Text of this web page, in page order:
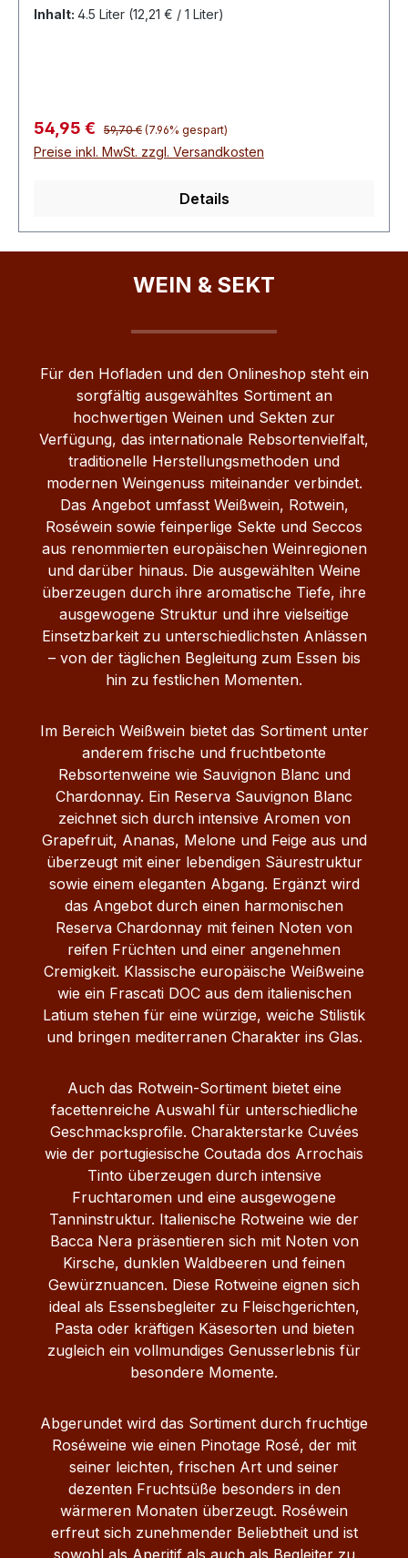
Ciada, Trincadeira
Inhalt: 4.5 Liter (12,21 € / 1 Liter)
Verkaufspreis:
54,95 € Regulärer Preis:
59,70 € (7.96% gespart)
Preise inkl. MwSt. zzgl. Versandkosten
Details
WEIN & SEKT
Für den Hofladen und den Onlineshop steht ein
sorgfältig ausgewähltes Sortiment an
hochwertigen Weinen und Sekten zur
Verfügung, das internationale Rebsortenvielfalt,
traditionelle Herstellungsmethoden und
modernen Weingenuss miteinander verbindet.
Das Angebot umfasst Weißwein, Rotwein,
Roséwein sowie feinperlige Sekte und Seccos
aus renommierten europäischen Weinregionen
und darüber hinaus. Die ausgewählten Weine
überzeugen durch ihre aromatische Tiefe, ihre
ausgewogene Struktur und ihre vielseitige
Einsetzbarkeit zu unterschiedlichsten Anlässen
– von der täglichen Begleitung zum Essen bis
hin zu festlichen Momenten.
Im Bereich Weißwein bietet das Sortiment unter
anderem frische und fruchtbetonte
Rebsortenweine wie Sauvignon Blanc und
Chardonnay. Ein Reserva Sauvignon Blanc
zeichnet sich durch intensive Aromen von
Grapefruit, Ananas, Melone und Feige aus und
überzeugt mit einer lebendigen Säurestruktur
sowie einem eleganten Abgang. Ergänzt wird
das Angebot durch einen harmonischen
Reserva Chardonnay mit feinen Noten von
reifen Früchten und einer angenehmen
Cremigkeit. Klassische europäische Weißweine
wie ein Frascati DOC aus dem italienischen
Latium stehen für eine würzige, weiche Stilistik
und bringen mediterranen Charakter ins Glas.
Auch das Rotwein-Sortiment bietet eine
facettenreiche Auswahl für unterschiedliche
Geschmacksprofile. Charakterstarke Cuvées
wie der portugiesische Coutada dos Arrochais
Tinto überzeugen durch intensive
Fruchtaromen und eine ausgewogene
Tanninstruktur. Italienische Rotweine wie der
Bacca Nera präsentieren sich mit Noten von
Kirsche, dunklen Waldbeeren und feinen
Gewürznuancen. Diese Rotweine eignen sich
ideal als Essensbegleiter zu Fleischgerichten,
Pasta oder kräftigen Käsesorten und bieten
zugleich ein vollmundiges Genusserlebnis für
besondere Momente.
Abgerundet wird das Sortiment durch fruchtige
Roséweine wie einen Pinotage Rosé, der mit
seiner leichten, frischen Art und seiner
dezenten Fruchtsüße besonders in den
wärmeren Monaten überzeugt. Roséwein
erfreut sich zunehmender Beliebtheit und ist